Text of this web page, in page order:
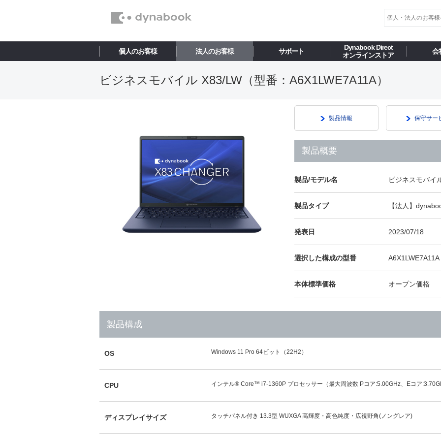
個人のお客様 法人のお客様 サポート
Dynabook Direct
オンラインストア
会
ビジネスモバイル X83/LW（型番：A6X1LWE7A11A）
製品情報 保守サー
製品概要
製品/モデル名 ビジネスモバイ
製品タイプ 【法人】
発表日 2023/07/18
選択した構成の型番 A6X1LWE7A11A
本体標準価格 オープン価格
製品構成
OS Windows 11 Pro 64ビット（22H2）
CPU インテル® Core™ i7-1360P プロセッサー（最大周波数 Pコア:5.00GHz、Eコア
ディスプレイサイズ タッチパネル付き 13.3型 WUXGA 高輝度・高色純度・広視野角(ノングレア)